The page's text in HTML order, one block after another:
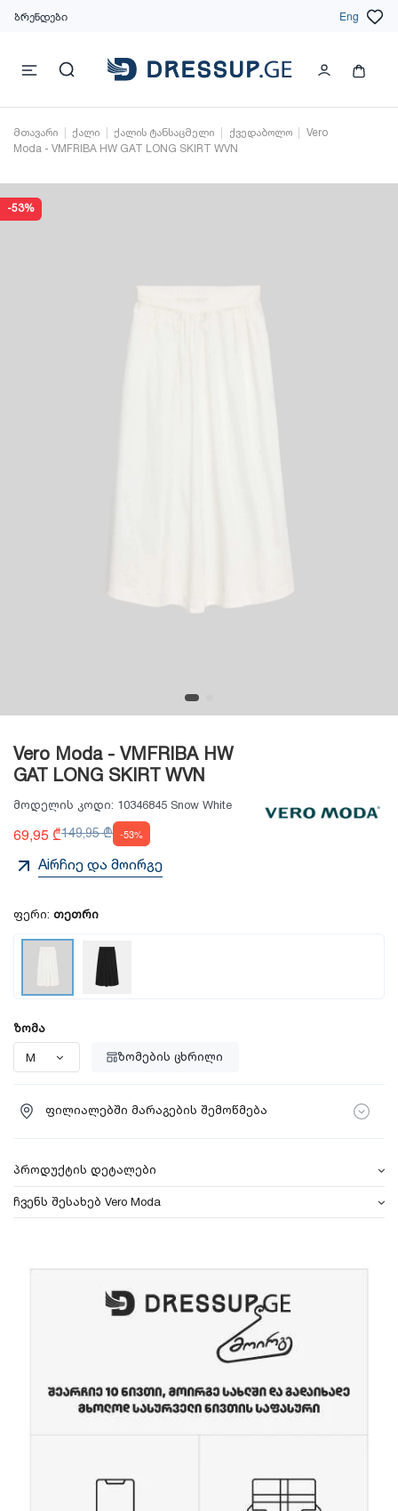
ბრენდები Eng
მთავარი ქალი ქალის ტანსაცმელი ქვედაბოლო
Vero
Moda - VMFRIBA HW GAT LONG SKIRT WVN
-53%
Vero Moda - VMFRIBA HW
GAT LONG SKIRT WVN
მოდელის კოდი: 10346845 Snow White
69,95 ₾149,95 ₾ -53%
Aiრჩიე და მოირგე
ფერი: თეთრი
ზომა
ზომების ცხრილი
ფილიალებში მარაგების შემოწმება
პროდუქტის დეტალები
ჩვენს შესახებ Vero Moda